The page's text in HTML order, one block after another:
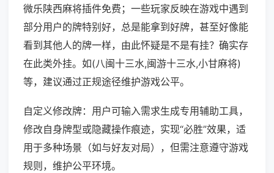
微乐陕西麻将插件免费；一些玩家反映在游戏中遇到
部分用户的牌特别好，总是能拿到好牌，甚至好像能
看到其他人的牌一样，由此怀疑是不是有挂？确实存
在此类外挂。如(八闽十三水,闽游十三水,小甘麻将)
等，建议通过正规途径维护游戏公平。
自定义修改牌：用户可输入需求生成专用辅助工具，
修改自身牌型或隐藏操作痕迹，实现“必胜”效果，适
用于多种场景（如与好友对局），但需注意遵守游戏
规则，维护公平环境。